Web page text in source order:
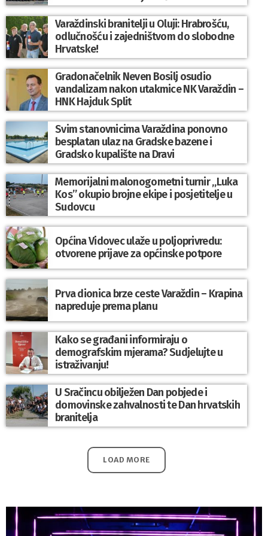
Varaždinski branitelji u Oluji: Hrabrošću,
odlučnošću i zajedništvom do slobodne
Hrvatske!
Gradonačelnik Neven Bosilj osudio
vandalizam nakon utakmice NK Varaždin –
HNK Hajduk Split
Svim stanovnicima Varaždina ponovno
besplatan ulaz na Gradske bazene i
Gradsko kupalište na Dravi
Memorijalni malonogometni turnir „Luka
Kos” okupio brojne ekipe i posjetitelje u
Sudovcu
Općina Vidovec ulaže u poljoprivredu:
otvorene prijave za općinske potpore
Prva dionica brze ceste Varaždin – Krapina
napreduje prema planu
Kako se građani informiraju o
demografskim mjerama? Sudjelujte u
istraživanju!
U Sračincu obilježen Dan pobjede i
domovinske zahvalnosti te Dan hrvatskih
branitelja
LOAD MORE